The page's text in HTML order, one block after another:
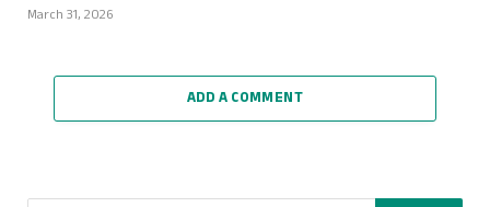
March 31, 2026
ADD A COMMENT